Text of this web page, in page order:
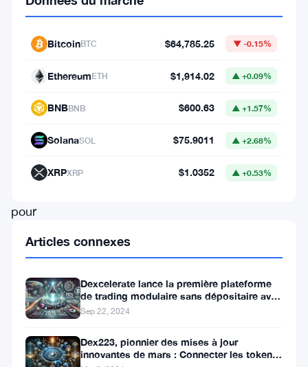
numériques
des
continent.
solution
pour
commerçants,
alimentée
par
yuan
numérique,
BitcoinBTC $64,785.25 ▼ -0.15%
EthereumETH $1,914.02 ▲ +0.09%
BNBBNB $600.63 ▲ +1.57%
SolanaSOL $75.9011 ▲ +2.68%
XRPXRP $1.0352 ▲ +0.53%
Articles connexes
Dexcelerate lance la première plateforme
de trading modulaire sans dépositaire avec
une vitesse inégalée et des récompenses
Sep 22, 2024
Dex223, pionnier des mises à jour
innovantes de mars : Connecter les tokens